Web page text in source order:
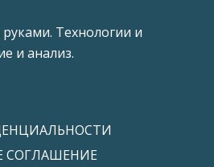
Технологии и
и анализ.
СОГЛАШЕНИЕ